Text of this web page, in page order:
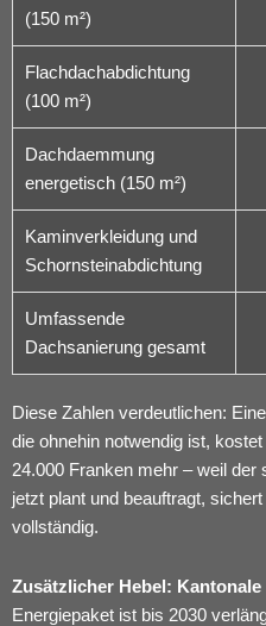
(150 m²)
Flachdachabdichtung
(100 m²)
Dachdaemmung
energetisch (150 m²)
Kaminverkleidung und
Schornsteinabdichtung
Umfassende
Dachsanierung gesamt
Diese Zahlen verdeutlichen:
die ohnehin notwendig ist,
24.000 Franken mehr – weil der
jetzt plant und beauftragt,
vollständig.
Zusätzlicher Hebel: Kantonale
Energiepaket ist bis 2030